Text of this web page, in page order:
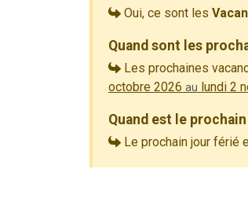
Oui, ce sont les
Quand sont les
Les prochaines
octobre 2026 au lundi 2
Quand est le
Le prochain jour férié